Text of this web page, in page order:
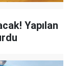
Yapılan